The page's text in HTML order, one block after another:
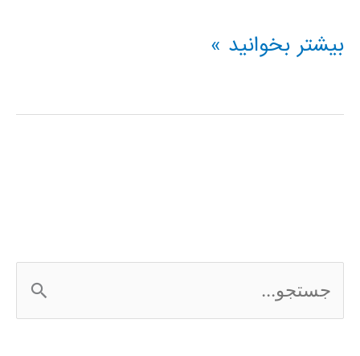
فيلم
فارسي
بیشتر بخوانید »
س